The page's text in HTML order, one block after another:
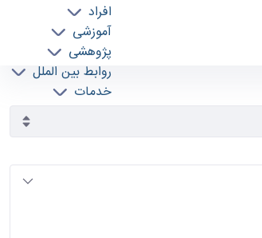
افراد
آموزشی
پژوهشی
روابط بین الملل
خدمات